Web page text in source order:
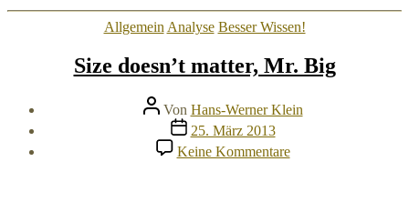
Kategorien
Allgemein Analyse Besser Wissen!
Size doesn’t matter, Mr. Big
Beitragsautor
Von Hans-Werner Klein
Veröffentlichungsdatum
25. März 2013
Keine Kommentarezu
Size